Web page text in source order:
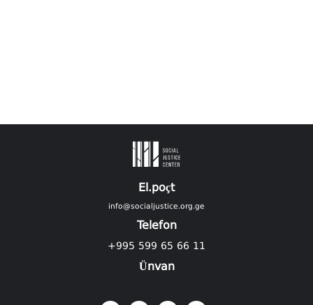
El.poçt
info@socialjustice.org.ge
Telefon
+995 599 65 66 11
Ünvan